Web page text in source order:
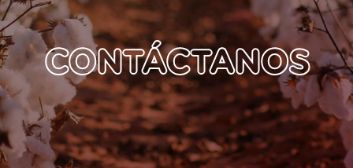
Contáctanos
CONTÁCTANOS